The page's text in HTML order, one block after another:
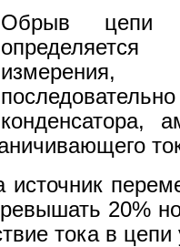
Обрыв цепи
конденсатора,
20%
тока в